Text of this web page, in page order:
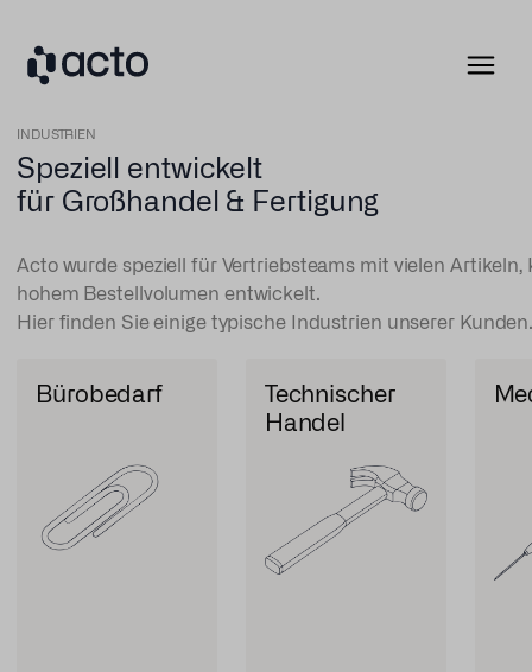
INDUSTRIEN
Speziell entwickelt
für Großhandel & Fertigung
Acto wurde speziell für Vertriebsteams mit vielen Artikeln,
hohem Bestellvolumen entwickelt.
Hier finden Sie einige typische Industrien unserer
Bürobedarf
Technischer
Handel